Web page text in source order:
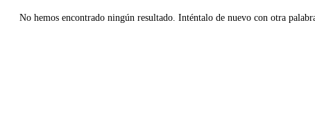
No hemos encontrado ningún resultado. Inténtalo de nuevo con otra